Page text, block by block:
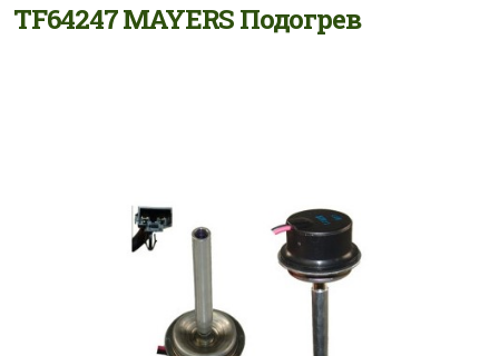
TF64247 MAYERS Подогрев